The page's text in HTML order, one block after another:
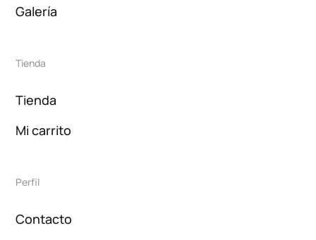
Galería
Tienda
Tienda
Mi carrito
Perfil
Contacto